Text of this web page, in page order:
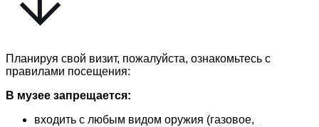
Планируя свой визит, пожалуйста, ознакомьтесь с
правилами посещения:
В музее запрещается:
входить с любым видом оружия (газовое,